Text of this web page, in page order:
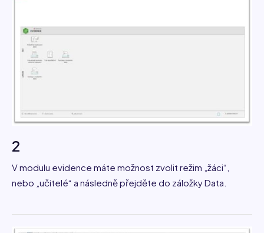
2
V modulu evidence máte možnost zvolit režim „žáci“,
nebo „učitelé“ a následně přejděte do záložky Data.